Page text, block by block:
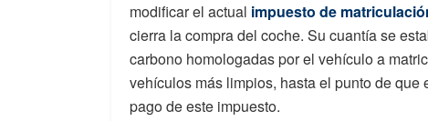
modificar el actual impuesto de
cierra la compra del coche. Su cuantía se
carbono homologadas por el vehículo a
vehículos más limpios, hasta el punto de
pago de este impuesto.